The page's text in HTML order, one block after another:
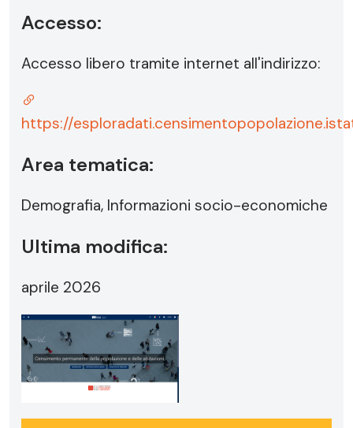
Accesso:
Accesso libero tramite internet all'indirizzo:
https://
Area tematica:
Demografia, Informazioni socio-economiche
Ultima modifica:
aprile 2026